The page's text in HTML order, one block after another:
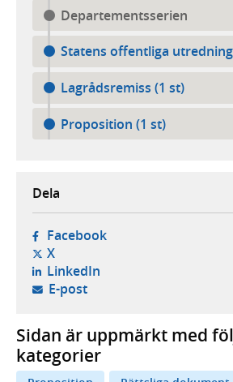
Departementsserien
Statens offentliga
Lagrådsremiss (1 st)
Proposition (1 st)
Dela
Facebook- öppnas i ny flik,
X- öppnas i ny flik, extern
LinkedIn- öppnas i ny flik,
E-post- öppnar din e-
Sidan är uppmärkt med
kategorier